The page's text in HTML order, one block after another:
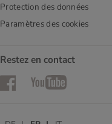
Protection des données
Paramètres des cookies
Restez en contact
FacebookYouTube